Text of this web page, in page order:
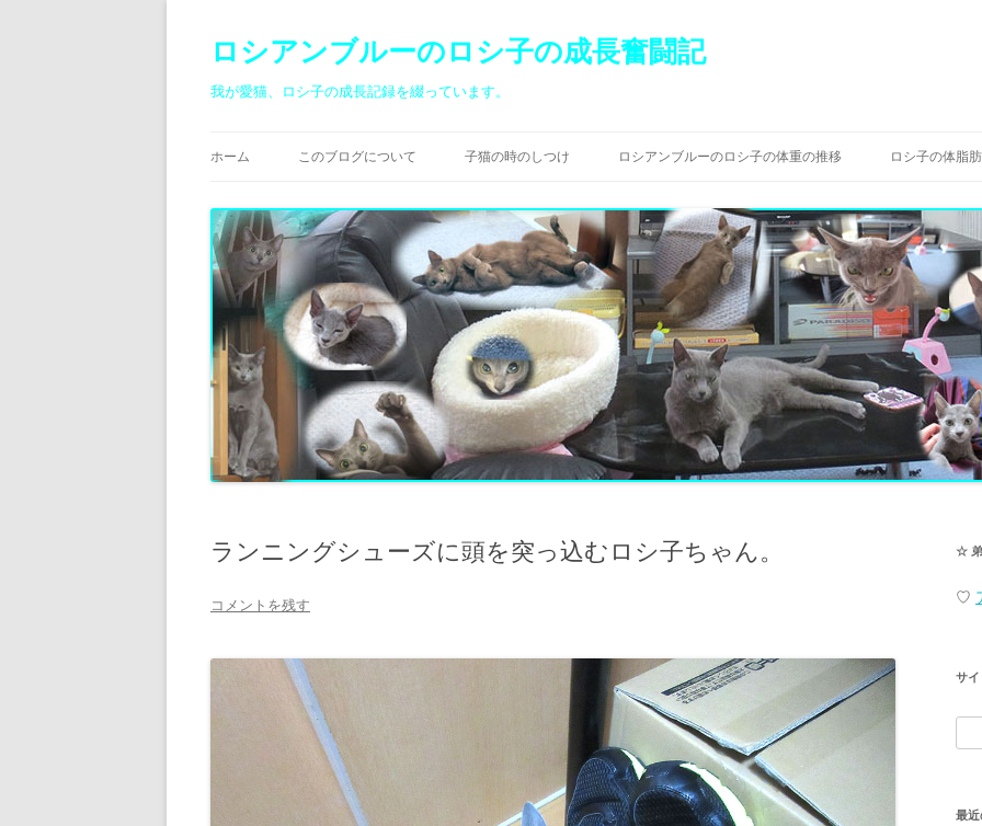
ロシアンブルーのロシ子の成長奮闘記
我が愛猫、ロシ子の成長記録を綴っています。
ン
へ
ス
キ
ッ
プ
ホーム このブログについて 子猫の時のしつけ ロシアンブルーのロシ子の体重の推移 ロシ子の体脂
ランニングシューズに頭を突っ込むロシ子ちゃん。
コメントを残す
☆ 弟
♡
サイ
索:
最近